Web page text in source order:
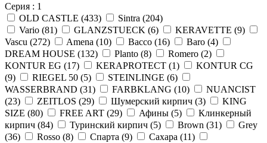
Серия : 1
OLD CASTLE (433) Sintra (204)
Vario (81) GLANZSTUECK (6) KERAVETTE (9)
Vascu (272) Amena (10) Bacco (16) Baro (4)
DREAM HOUSE (132) Planto (8) Romero (2)
KONTUR EG (17) KERAPROTECT (1)
KONTUR СG
(9) RIEGEL 50 (5) STEINLINGE (6)
WASSERBRAND (31) FARBKLANG (10)
NUANCIST
(23) ZEITLOS (29) Шумерский кирпич (3)
KING
SIZE (80) FREE ART (29) Афины (5)
Клинкерный
кирпич (84) Туринский кирпич (5) Brown (31)
Grey
(36) Rosso (8) Спарта (9) Сахара (11)